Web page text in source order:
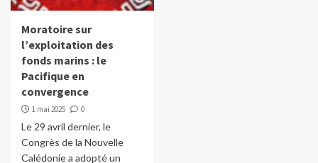
Moratoire sur
l’exploitation des
fonds marins : le
Pacifique en
convergence
1 mai 2025 0
Le 29 avril dernier, le
Congrès de la Nouvelle
Calédonie a adopté un